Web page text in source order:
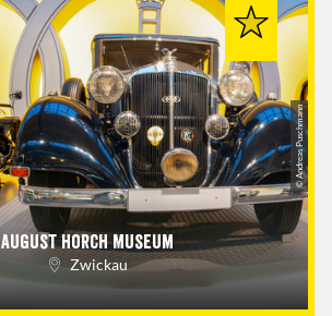
August Horch Museum
Zwickau
© Andreas Puschmann